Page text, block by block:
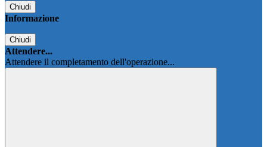
Chiudi
Informazione
Chiudi
Attendere...
Attendere il completamento dell'operazione...